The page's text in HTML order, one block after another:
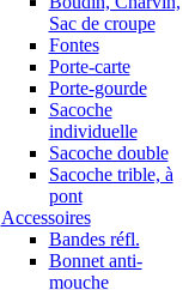
Sac de croupe
Fontes
Porte-carte
Porte-gourde
Sacoche
individuelle
Sacoche double
Sacoche trible, à
pont
Accessoires
Bandes réfl.
Bonnet anti-
mouche